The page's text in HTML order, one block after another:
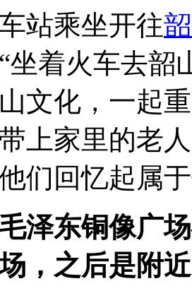
站乘坐开往
坐着火车去韶
文化，一起
上家里的老
们回忆起属
泽东铜像广
，之后是附